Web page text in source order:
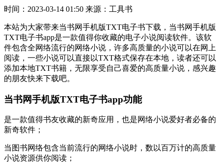
时间：2023-03-14 01:50 来源：工具书
本站为大家带来当书网手机版TXT电子书下载，当书网手机版
TXT电子书app是一款值得你收藏的电子小说阅读软件。该软
件包含全网络流行的网络小说，许多高质量的小说可以在网上
阅读，一些小说可以直接以TXT格式保存在本地，读者还可以
添加本地TXT书籍，无限享受自己喜爱的高质量小说，感兴趣
的朋友快来下载吧。
当书网手机版TXT电子书app功能
是一款值得书友收藏的新奇应用，也是网络小说爱好者必备的
新奇软件；
当图书网络包含当前流行的网络小说时，数以百万计的高质量
小说资源供你阅读；